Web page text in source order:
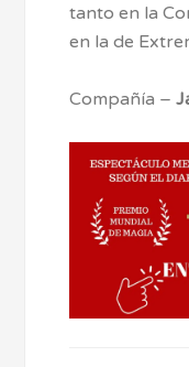
tanto en la
en la de
Compañía –